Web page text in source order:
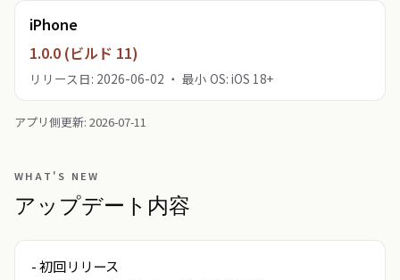
iPhone
1.0.0 (ビルド 11)
リリース日: 2026-06-02 ・ 最小 OS: iOS 18+
アプリ側更新: 2026-07-11
WHAT'S NEW
アップデート内容
- 初回リリース